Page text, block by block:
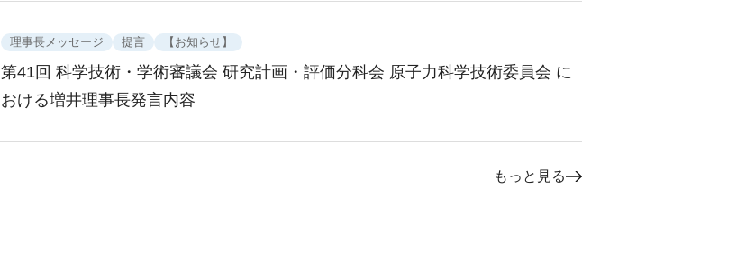
理事長メッセージ 提言 【お知らせ】
第41回 科学技術・学術審議会 研究計画・評価分科会 原子力科学技術委員会 に
おける増井理事長発言内容
もっと見る